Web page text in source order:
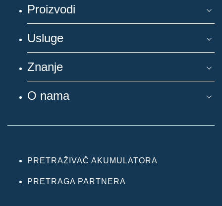
Proizvodi
Usluge
Znanje
O nama
PRETRAŽIVAČ AKUMULATORA
PRETRAGA PARTNERA